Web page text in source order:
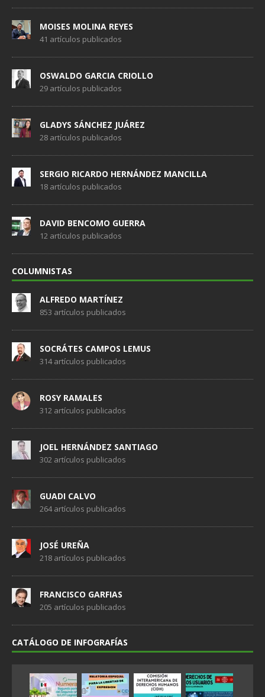
MOISES MOLINA REYES
41 artículos publicados
OSWALDO GARCIA CRIOLLO
29 artículos publicados
GLADYS SÁNCHEZ JUÁREZ
28 artículos publicados
SERGIO RICARDO HERNÁNDEZ MANCILLA
18 artículos publicados
DAVID BENCOMO GUERRA
12 artículos publicados
COLUMNISTAS
ALFREDO MARTÍNEZ
853 artículos publicados
SOCRÁTES CAMPOS LEMUS
314 artículos publicados
ROSY RAMALES
312 artículos publicados
JOEL HERNÁNDEZ SANTIAGO
302 artículos publicados
GUADI CALVO
264 artículos publicados
JOSÉ UREÑA
218 artículos publicados
FRANCISCO GARFIAS
205 artículos publicados
CATÁLOGO DE INFOGRAFÍAS